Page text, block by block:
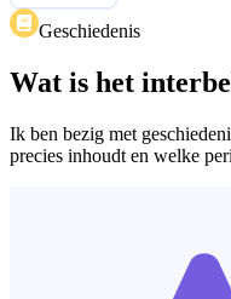
Geschiedenis
Wat is het
Ik ben bezig met
precies inhoudt en welke